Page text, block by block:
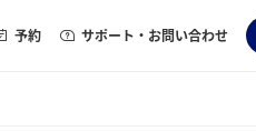
予約 サポート・お問い合わせ